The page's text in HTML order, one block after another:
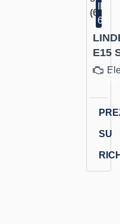
ID:
61
E15
SU